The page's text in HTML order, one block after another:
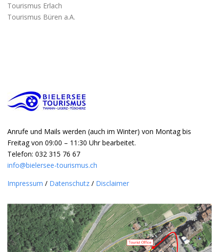
Tourismus Erlach
Tourismus Büren a.A.
Anrufe und Mails werden (auch im Winter) von Montag bis
Freitag von 09:00 – 11:30 Uhr bearbeitet.
Telefon: 032 315 76 67
info@bielersee-tourismus.ch
Impressum / Datenschutz / Disclaimer